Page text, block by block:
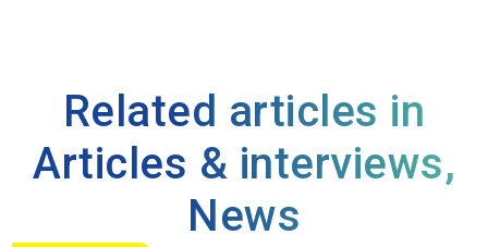
Related articles in
Articles & interviews,
News